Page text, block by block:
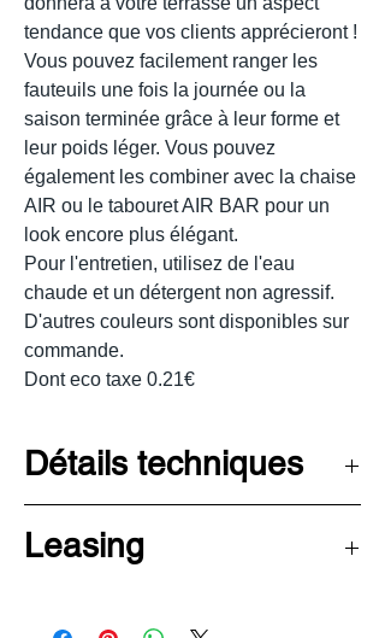
tendance que vos clients apprécieront !
Vous pouvez facilement ranger les
fauteuils une fois la journée ou la
saison terminée grâce à leur forme et
leur poids léger. Vous pouvez
également les combiner avec la chaise
AIR ou le tabouret AIR BAR pour un
look encore plus élégant.
Pour l'entretien, utilisez de l'eau
chaude et un détergent non agressif.
D'autres couleurs sont disponibles sur
commande.
Dont eco taxe 0.21€
Détails techniques
Largeur
Leasing